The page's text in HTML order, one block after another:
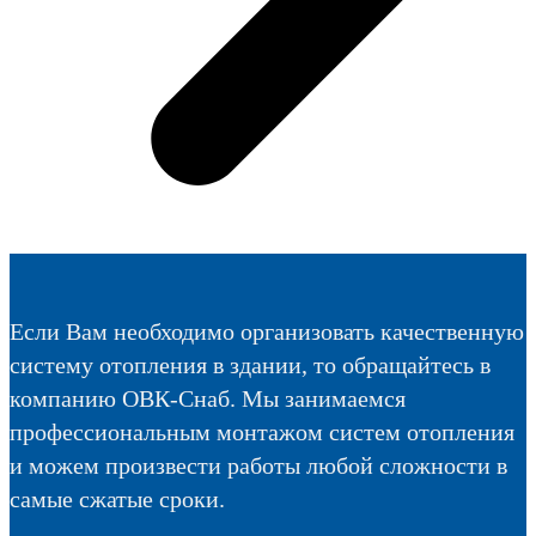
Если Вам необходимо организовать качественную
систему отопления в здании, то обращайтесь в
компанию ОВК-Снаб. Мы занимаемся
профессиональным монтажом систем отопления
и можем произвести работы любой сложности в
самые сжатые сроки.